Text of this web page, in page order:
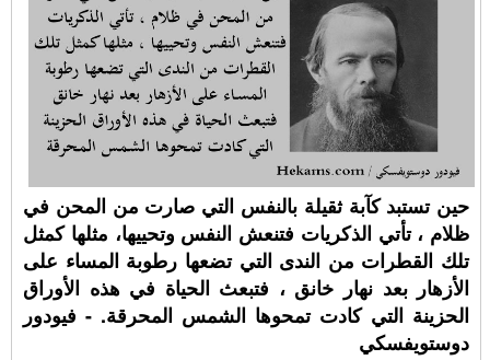
حين تستبد كآبة ثقيلة بالنفس التي صارت من المحن في
ظلام ، تأتي الذكريات فتنعش النفس وتحييها، مثلها كمثل
تلك القطرات من الندى التي تضعها رطوبة المساء على
الأزهار بعد نهار خانق ، فتبعث الحياة في هذه الأوراق
الحزينة التي كادت تمحوها الشمس المحرقة. - فيودور
دوستويفسكي